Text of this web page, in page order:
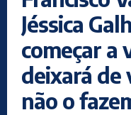
Jéssica
começar a
deixará de
não o